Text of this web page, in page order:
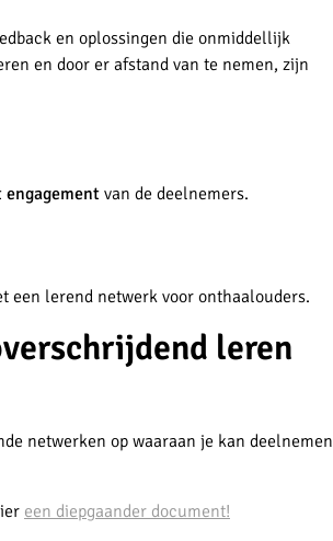
en oplossingen die onmiddellijk
en door er afstand van te nemen, zijn
engagement van de deelnemers.
een lerend netwerk voor onthaalouders.
leren
netwerken op waaraan je kan deelnemen
een diepgaander document!